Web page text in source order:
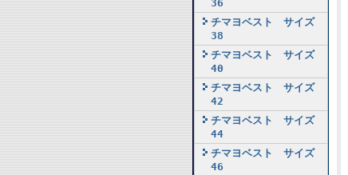
36
チマヨベスト サイズ
38
チマヨベスト サイズ
40
チマヨベスト サイズ
42
チマヨベスト サイズ
44
チマヨベスト サイズ
46